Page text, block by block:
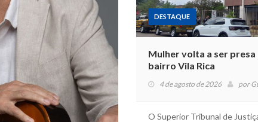
DESTAQUE
Mulher volta a ser
bairro Vila Rica
4 de agosto de 2026 por
O Superior Tribunal de